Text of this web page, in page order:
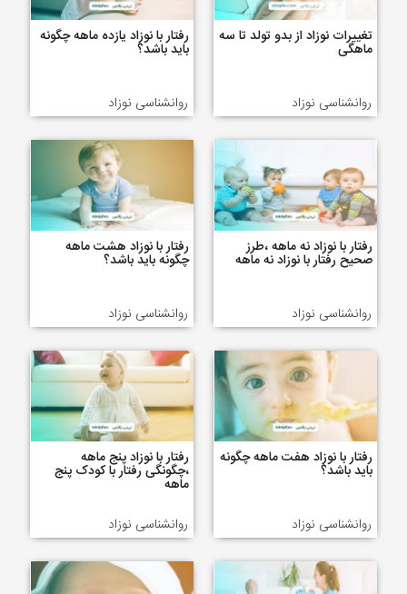
تغییرات نوزاد از بدو تولد تا سه
ماهگی
روانشناسی نوزاد
رفتار با نوزاد یازده ماهه چگونه
باید باشد؟
روانشناسی نوزاد
رفتار با نوزاد نه ماهه ،طرز
صحیح رفتار با نوزاد نه ماهه
روانشناسی نوزاد
رفتار با نوزاد هشت ماهه
چگونه باید باشد؟
روانشناسی نوزاد
رفتار با نوزاد هفت ماهه چگونه
باید باشد؟
روانشناسی نوزاد
رفتار با نوزاد پنج ماهه
،چگونگی رفتار با کودک پنج
ماهه
روانشناسی نوزاد